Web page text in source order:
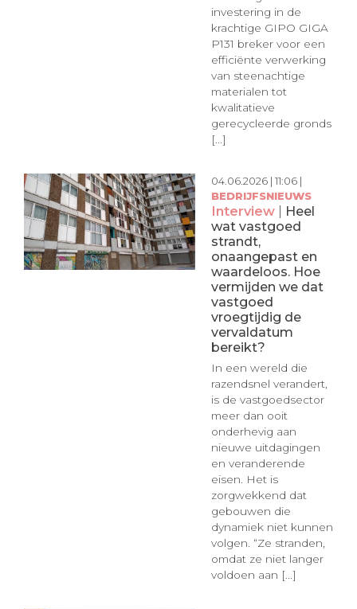
investering in de
krachtige GIPO GIGA
P131 breker voor een
efficiënte verwerking
van steenachtige
materialen tot
kwalitatieve
gerecycleerde gronds
[...]
04.06.2026 | 11:06 |
BEDRIJFSNIEUWS
Interview | Heel
wat vastgoed
strandt,
onaangepast en
waardeloos. Hoe
vermijden we dat
vastgoed
vroegtijdig de
vervaldatum
bereikt?
In een wereld die
razendsnel verandert,
is de vastgoedsector
meer dan ooit
onderhevig aan
nieuwe uitdagingen
en veranderende
eisen. Het is
zorgwekkend dat
gebouwen die
dynamiek niet kunnen
volgen. “Ze stranden,
omdat ze niet langer
voldoen aan [...]